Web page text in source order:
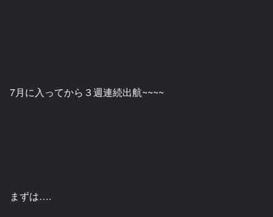
7月に入ってから３週連続出航~~~~
まずは….